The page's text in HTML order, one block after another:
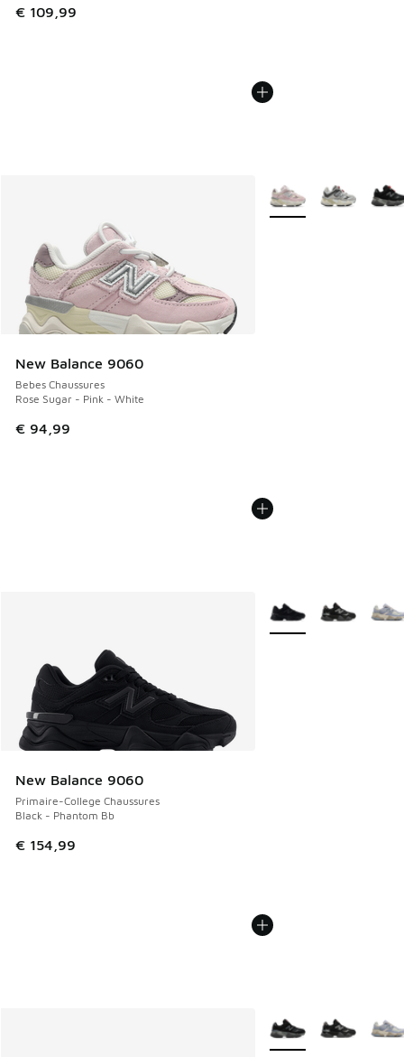
€ 109,99
New Balance 9060
Bebes Chaussures
Rose Sugar - Pink - White
€ 94,99
Plus de couleurs
New Balance 9060
Primaire-College Chaussures
Black - Phantom Bb
€ 154,99
Plus de couleurs
Plus de couleurs